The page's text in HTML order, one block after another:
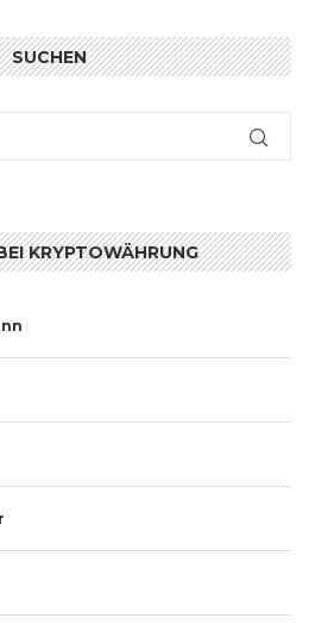
SUCHEN
KRYPTOWÄHRUNG